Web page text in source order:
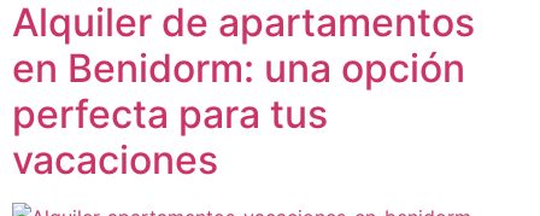
Alquiler de apartamentos
en Benidorm: una opción
perfecta para tus
vacaciones